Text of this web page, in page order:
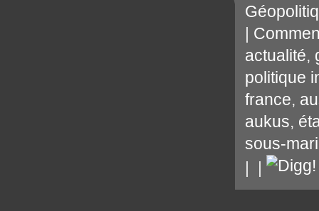
actualité,
politique
france,
aukus,
sous-